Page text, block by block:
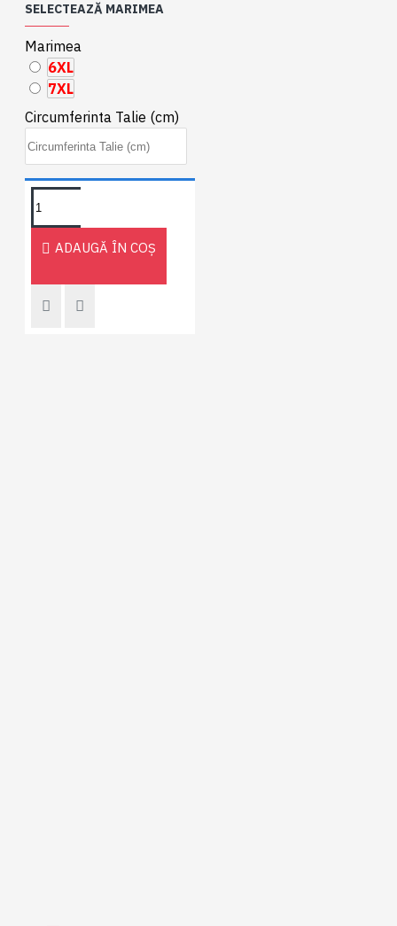
SELECTEAZĂ MARIMEA
Marimea
6XL
7XL
Circumferinta Talie (cm)
ADAUGĂ ÎN COŞ